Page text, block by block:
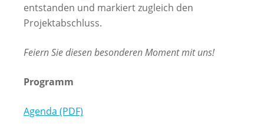
entstanden und markiert zugleich den
Projektabschluss.
Feiern Sie diesen besonderen Moment mit uns!
Programm
Agenda (PDF)